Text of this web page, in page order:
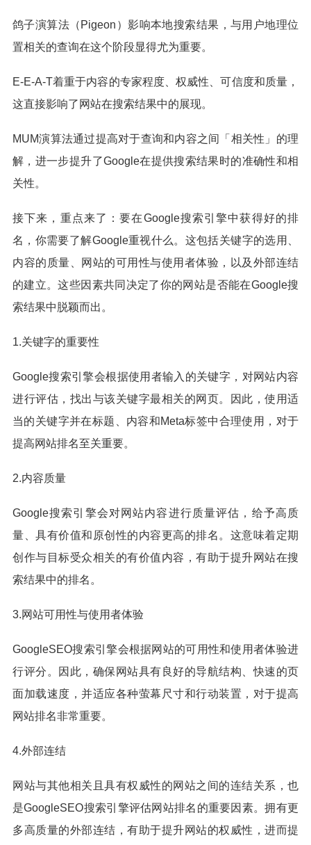
鸽子演算法（Pigeon）影响本地搜索结果，与用户地理位
置相关的查询在这个阶段显得尤为重要。
E-E-A-T着重于内容的专家程度、权威性、可信度和质量，
这直接影响了网站在搜索结果中的展现。
MUM演算法通过提高对于查询和内容之间「相关性」的理
解，进一步提升了Google在提供搜索结果时的准确性和相
关性。
接下来，重点来了：要在Google搜索引擎中获得好的排
名，你需要了解Google重视什么。这包括关键字的选用、
内容的质量、网站的可用性与使用者体验，以及外部连结
的建立。这些因素共同决定了你的网站是否能在Google搜
索结果中脱颖而出。
1.关键字的重要性
Google搜索引擎会根据使用者输入的关键字，对网站内容
进行评估，找出与该关键字最相关的网页。因此，使用适
当的关键字并在标题、内容和Meta标签中合理使用，对于
提高网站排名至关重要。
2.内容质量
Google搜索引擎会对网站内容进行质量评估，给予高质
量、具有价值和原创性的内容更高的排名。这意味着定期
创作与目标受众相关的有价值内容，有助于提升网站在搜
索结果中的排名。
3.网站可用性与使用者体验
GoogleSEO搜索引擎会根据网站的可用性和使用者体验进
行评分。因此，确保网站具有良好的导航结构、快速的页
面加载速度，并适应各种萤幕尺寸和行动装置，对于提高
网站排名非常重要。
4.外部连结
网站与其他相关且具有权威性的网站之间的连结关系，也
是GoogleSEO搜索引擎评估网站排名的重要因素。拥有更
多高质量的外部连结，有助于提升网站的权威性，进而提